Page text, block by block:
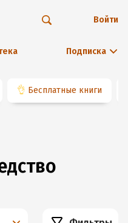
Подписка
Войти
👌 Бесплатные книги